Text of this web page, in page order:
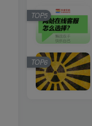
TOP5
TOP6